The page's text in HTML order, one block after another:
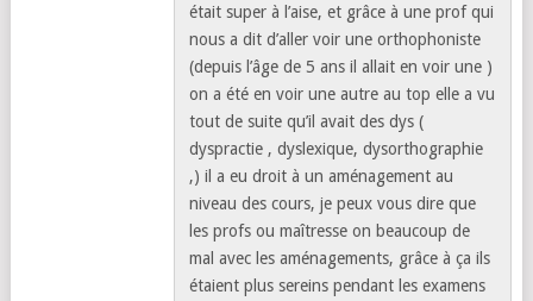
était super à l’aise, et grâce à une prof qui
nous a dit d’aller voir une orthophoniste
(depuis l’âge de 5 ans il allait en voir une )
on a été en voir une autre au top elle a vu
tout de suite qu’il avait des dys (
dyspractie , dyslexique, dysorthographie
,) il a eu droit à un aménagement au
niveau des cours, je peux vous dire que
les profs ou maîtresse on beaucoup de
mal avec les aménagements, grâce à ça ils
étaient plus sereins pendant les examens